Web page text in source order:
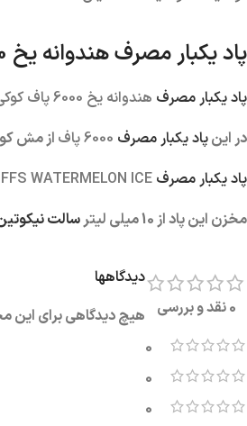
پاد یکبار مصرف هندوانه یخ 6000 پاف کوکی بار| COKII BAR
پاد یکبار مصرف هندوانه یخ 6000 پاف کوکی بار
در اینپاد یکبار مصرف
از مش
پاد یکبار مصرف WATERMELON ICE
مخزن این پاد از 10 میلی لیتر
سالت
0 نقد و بررسی
0
0
0
دیدگاهها
هیچ دیدگاهی برای